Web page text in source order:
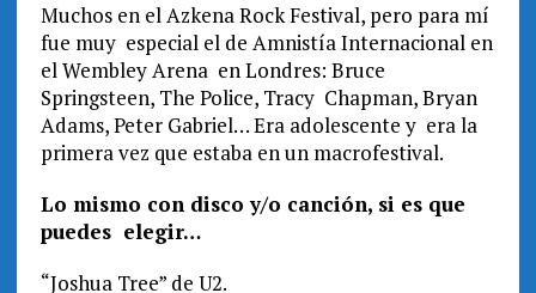
Muchos en el Azkena Rock Festival, pero para mí
fue muy especial el de Amnistía Internacional en
el Wembley Arena en Londres: Bruce
Springsteen, The Police, Tracy Chapman, Bryan
Adams, Peter Gabriel… Era adolescente y era la
primera vez que estaba en un macrofestival.
Lo mismo con disco y/o canción, si es que
puedes elegir…
“Joshua Tree” de U2.